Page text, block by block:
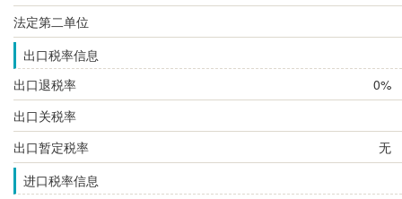
法定第二单位
出口税率信息
出口退税率
0%
出口关税率
出口暂定税率
无
进口税率信息